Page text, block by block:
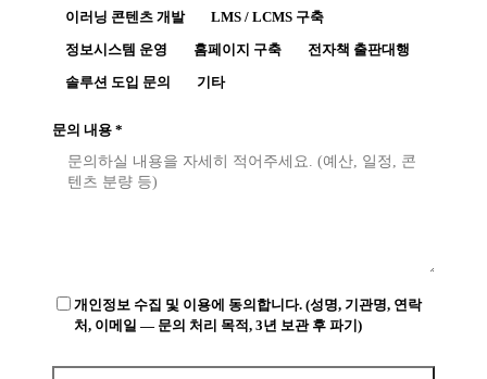
이러닝 콘텐츠 개발
LMS / LCMS 구축
정보시스템 운영
홈페이지 구축
전자책 출판대행
솔루션 도입 문의
기타
문의 내용 *
개인정보 수집 및 이용에 동의합니다. (성명, 기관명, 연락
처, 이메일 — 문의 처리 목적, 3년 보관 후 파기)